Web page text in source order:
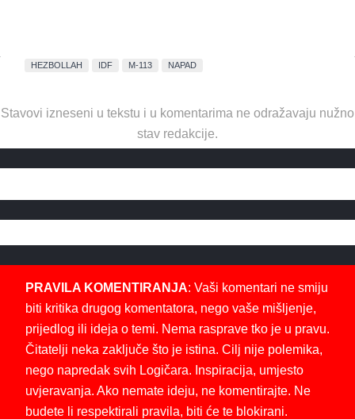
HEZBOLLAH IDF M-113 NAPAD
Stavovi izneseni u tekstu i u komentarima ne odražavaju nužno
stav redakcije.
PRAVILA KOMENTIRANJA: Vaši komentari ne smiju
biti kritika drugog komentatora, nego vaše mišljenje,
prijedlog ili ideja o temi. Nema rasprave tko je u pravu.
Čitatelji neka zaključe što je istina. Cilj nije polemika,
nego napredak svih Logičara. Inspiracija, umjesto
uvjeravanja. Ako nemate ideju, ne komentirajte. Ne
budete li respektirali pravila, biti će te blokirani.